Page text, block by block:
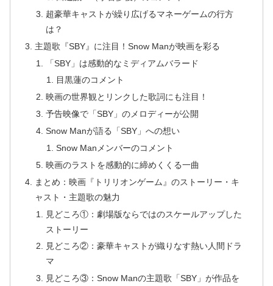
超豪華キャストが繰り広げるマネーゲームの行方
は？
主題歌『SBY』に注目！Snow Manが映画を彩る
「SBY」は感動的なミディアムバラード
目黒蓮のコメント
映画の世界観とリンクした歌詞にも注目！
予告映像で「SBY」のメロディーが公開
Snow Manが語る「SBY」への想い
Snow Manメンバーのコメント
映画のラストを感動的に締めくくる一曲
まとめ：映画『トリリオンゲーム』のストーリー・キ
ャスト・主題歌の魅力
見どころ①：劇場版ならではのスケールアップした
ストーリー
見どころ②：豪華キャストが織りなす熱い人間ドラ
マ
見どころ③：Snow Manの主題歌「SBY」が作品を